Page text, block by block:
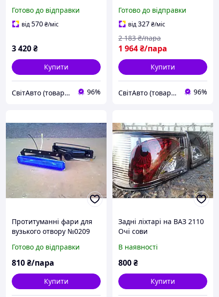
Готово до відправки
від570₴/міс
3 420₴
Купити
СвітАвто (товари для тюнінгу автомобілів ВАЗ) 96%
Готово до відправки
від327₴/міс
1 964₴/пара
2 183 ₴/пара
Купити
СвітАвто (товари для тюнінгу автомобілів ВАЗ) 96%
Протитуманні фари для
вузького отвору №0209
Готово до відправки
810₴/пара
Купити
Задні ліхтарі на ВАЗ 2110
Очі сови
В наявності
800₴
Купити